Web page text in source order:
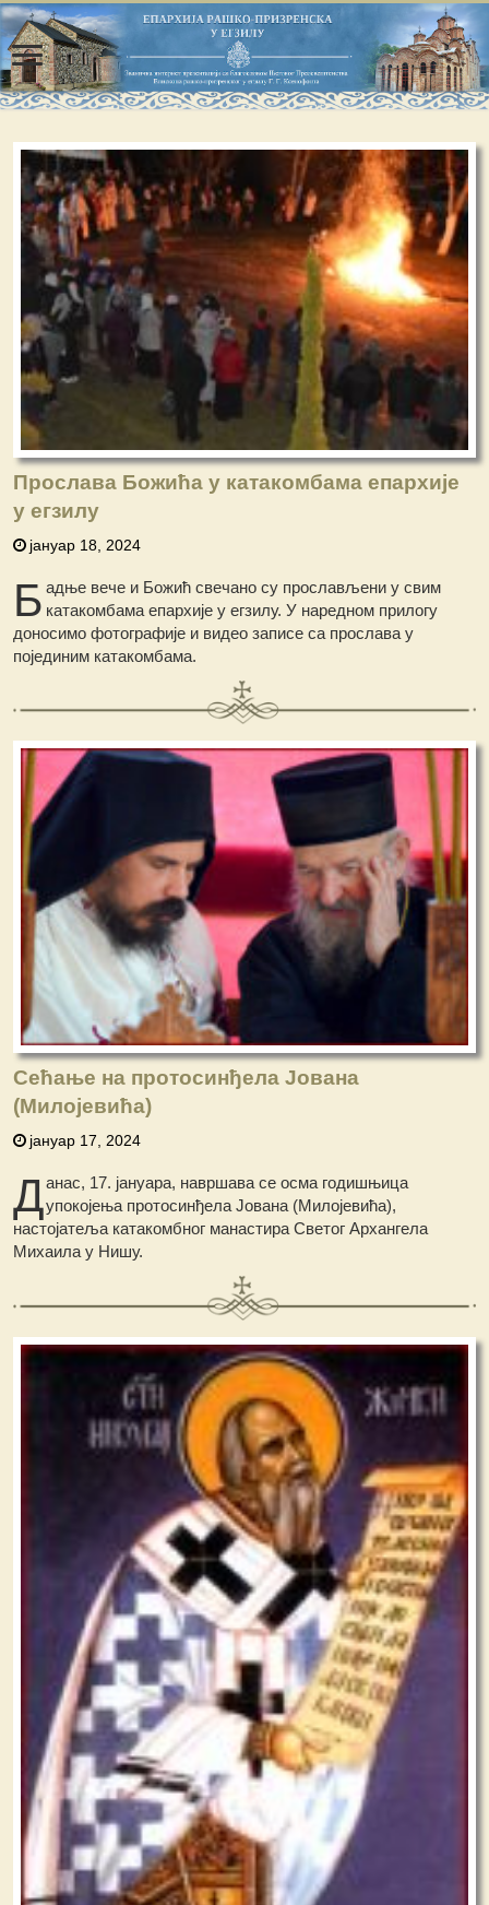
Прослава Божића у катакомбама епархије
у егзилу
јануар 18, 2024
Б адње вече и Божић свечано су прослављени у свим
катакомбама епархије у егзилу. У наредном прилогу
доносимо фотографије и видео записе са прослава у
појединим катакомбама.
Сећање на протосинђела Јована
(Милојевића)
јануар 17, 2024
Данас, 17. јануара, навршава се осма годишњица
упокојења протосинђела Јована (Милојевића),
настојатеља катакомбног манастира Светог Архангела
Михаила у Нишу.